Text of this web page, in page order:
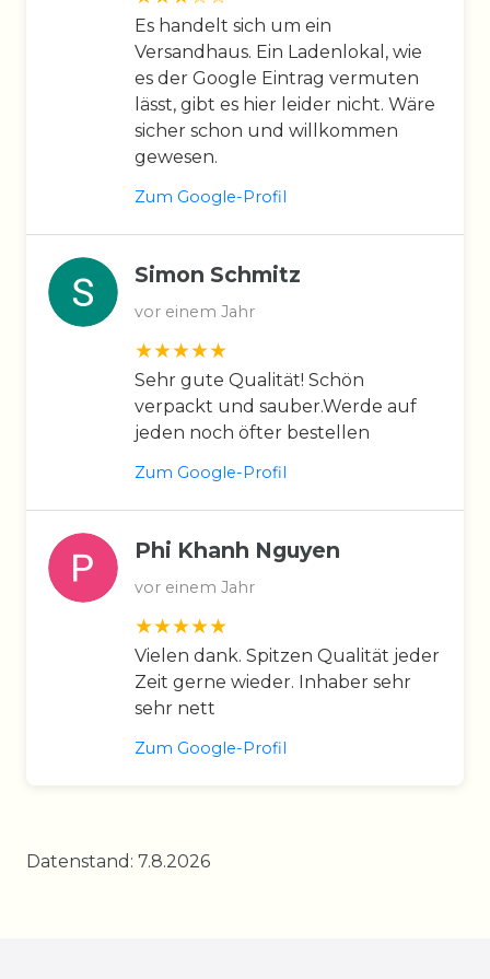
Es handelt sich um ein
Versandhaus. Ein Ladenlokal, wie
es der Google Eintrag vermuten
lässt, gibt es hier leider nicht. Wäre
sicher schon und willkommen
gewesen.
Zum Google-Profil
Simon Schmitz
vor einem Jahr
Sehr gute Qualität! Schön
verpackt und sauber.Werde auf
jeden noch öfter bestellen
Zum Google-Profil
Phi Khanh Nguyen
vor einem Jahr
Vielen dank. Spitzen Qualität jeder
Zeit gerne wieder. Inhaber sehr
sehr nett
Zum Google-Profil
Datenstand: 7.8.2026